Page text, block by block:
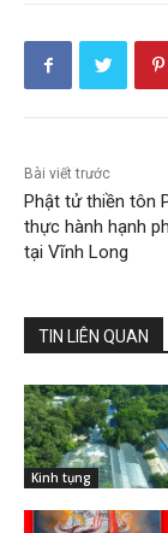
Bài viết trước
Phật tử thiền tôn
thực hành hạnh
tại Vĩnh Long
TIN LIÊN QUAN
Kinh tụng